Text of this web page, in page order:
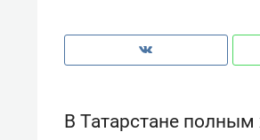
В Татарстане